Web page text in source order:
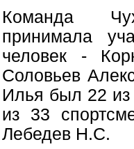
Команда
принимала
человек -
Соловьев
Илья был 22 из
из 33
Лебедев Н.С.